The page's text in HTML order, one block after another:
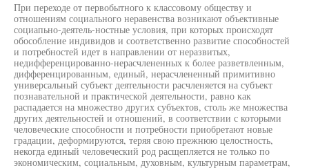
При переходе от первобытного к классовому обществу и
отношениям социального неравенства возникают объективные
социапьно-деятель-ностные условия, при которых происходят
обособление индивидов и соответственно развитие способностей
и потребностей идет в направлении от неразвитых,
недифференцированно-нерасчлененных к более разветвленным,
дифференцированным, единый, нерасчлененный примитивно
универсальный субъект деятельности расчленяется на субъект
познавательной и практической деятельности, равно как
распадается на множество других субъектов, столь же множества
других деятельностей и отношений, в соответствии с которыми
человеческие способности и потребности приобретают новые
градации, деформируются, теряя свою прежнюю целостность,
некогда единый человеческий род расщепляется не только по
экономическим, социальным, духовным, культурным параметрам,